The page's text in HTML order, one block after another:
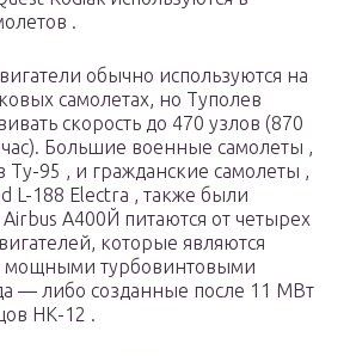
.
обычно используются на
самолетах, но Туполев
скорость до 470 узлов (870
Большие военные самолеты ,
Ту-95 , и гражданские самолеты ,
L-188 Electra , также были
А400Й питаются от четырех
которые являются
мощными турбовинтовыми
— либо созданные после 11 МВт
НК-12 .